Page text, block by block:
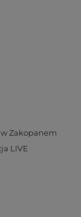
Zakopanem
LIVE